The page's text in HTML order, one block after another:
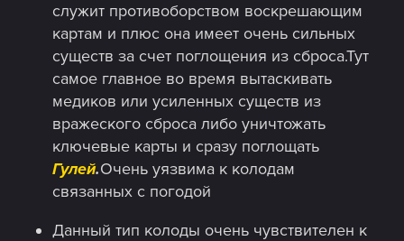
служит противоборством воскрешающим
картам и плюс она имеет очень сильных
существ за счет поглощения из сброса.Тут
самое главное во время вытаскивать
медиков или усиленных существ из
вражеского сброса либо уничтожать
ключевые карты и сразу поглощать
Гулей.Очень уязвима к колодам
связанных с погодой
Данный тип колоды очень чувствителен к